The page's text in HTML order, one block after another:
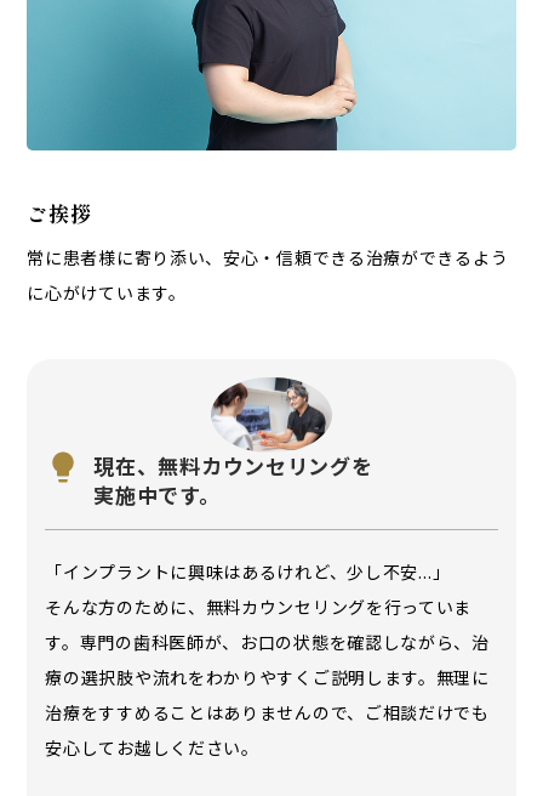
ご挨拶
常に患者様に寄り添い、安心・信頼できる治療ができるよう
に心がけています。
現在、無料カウンセリングを
実施中です。
「インプラントに興味はあるけれど、少し不安…」
そんな方のために、無料カウンセリングを行っていま
す。専門の歯科医師が、お口の状態を確認しながら、治
療の選択肢や流れをわかりやすくご説明します。無理に
治療をすすめることはありませんので、ご相談だけでも
安心してお越しください。